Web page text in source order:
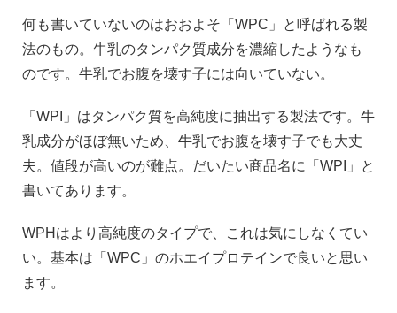
何も書いていないのはおおよそ「WPC」と呼ばれる製
法のもの。牛乳のタンパク質成分を濃縮したようなも
のです。牛乳でお腹を壊す子には向いていない。
「WPI」はタンパク質を高純度に抽出する製法です。牛
乳成分がほぼ無いため、牛乳でお腹を壊す子でも大丈
夫。値段が高いのが難点。だいたい商品名に「WPI」と
書いてあります。
WPHはより高純度のタイプで、これは気にしなくてい
い。基本は「WPC」のホエイプロテインで良いと思い
ます。